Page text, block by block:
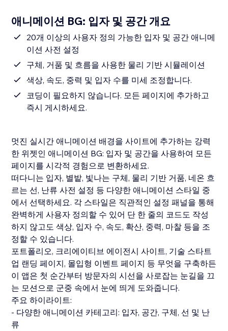
애니메이션 BG: 입자 및 공간 개요
20개 이상의 사용자 정의 가능한 입자 및 공간 애니메
이션 사전 설정
구체, 거품 및 흐름을 사용한 물리 기반 시뮬레이션
색상, 속도, 중력 및 입자 수를 미세 조정합니다.
코딩이 필요하지 않습니다. 모든 페이지에 추가하고
즉시 게시하세요.
멋진 실시간 애니메이션 배경을 사이트에 추가하는 강력
한 위젯인 애니메이션 BG: 입자 및 공간을 사용하여 모든
페이지를 시각적 경험으로 변환하세요.
떠다니는 입자, 별밭, 빛나는 구체, 물리 기반 거품, 네온 흐
르는 선, 난류 사전 설정 등 다양한 애니메이션 스타일 중
에서 선택하세요. 각 스타일은 직관적인 설정 패널을 통해
완벽하게 사용자 정의할 수 있어 단 한 줄의 코드도 작성
하지 않고도 색상, 입자 수, 속도, 확산, 중력, 마찰 등을 조
정할 수 있습니다.
포트폴리오, 크리에이티브 에이전시 사이트, 기술 스타트
업 랜딩 페이지, 몰입형 이벤트 페이지 등 무엇을 구축하든
이 앱은 첫 순간부터 방문자의 시선을 사로잡는 눈길을 끄
는 모션으로 군중 속에서 눈에 띄게 도와줍니다.
주요 하이라이트:
- 다양한 애니메이션 카테고리: 입자, 공간, 구체, 선 및 난
류